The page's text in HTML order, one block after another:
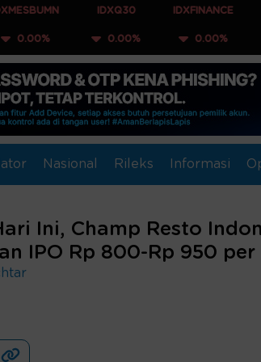
IDXQ30
0.00%
IDXFINANCE
0.00%
I-GRADE
0.00%
Nasional Rileks Informasi
Ini, Champ Resto
IPO Rp 800-Rp 950 per